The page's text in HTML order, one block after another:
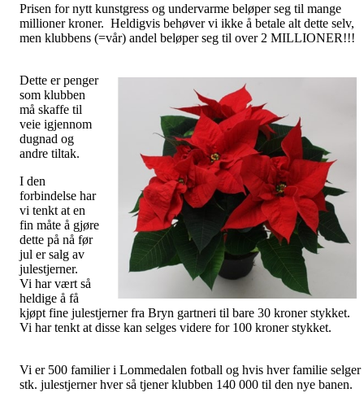
Prisen for nytt kunstgress og undervarme beløper seg til mange
millioner kroner. Heldigvis behøver vi ikke å betale alt dette selv,
men klubbens (=vår) andel beløper seg til over 2 MILLIONER!!!
Dette er penger
som klubben
må skaffe til
veie igjennom
dugnad og
andre tiltak.
I den
forbindelse har
vi tenkt at en
fin måte å gjøre
dette på nå før
jul er salg av
julestjerner.
Vi har vært så
heldige å få
kjøpt fine julestjerner fra Bryn gartneri til bare 30 kroner stykket.
Vi har tenkt at disse kan selges videre for 100 kroner stykket.
Vi er 500 familier i Lommedalen fotball og hvis hver familie selger
stk. julestjerner hver så tjener klubben 140 000 til den nye banen.